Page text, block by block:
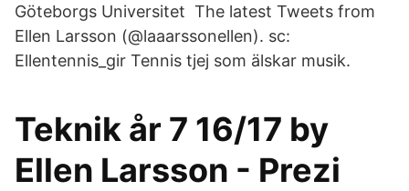
Göteborgs Universitet The latest Tweets from
Ellen Larsson (@laaarssonellen). sc:
Ellentennis_gir Tennis tjej som älskar musik.
Teknik år 7 16/17 by
Ellen Larsson - Prezi